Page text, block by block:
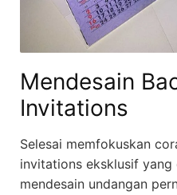
Mendesain
Invitations
Selesai memfokuskan
invitations eksklusif
mendesain undangan